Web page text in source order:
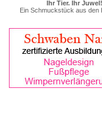
Ihr Tier. Ihr Juwel!
Ein Schmuckstück aus den